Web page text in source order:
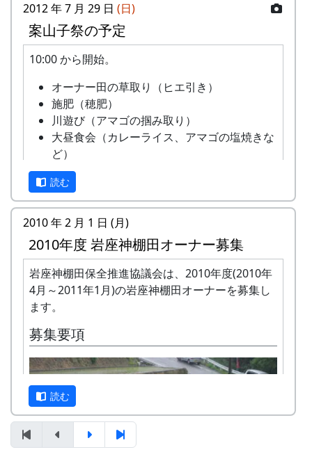
「岩座神」棚田便り #3 2013年6月号 (PDF版)
2012 年 7 月 29 日 (日)
案山子祭の予定
10:00 から開始。
オーナー田の草取り（ヒエ引き）
施肥（穂肥）
川遊び（アマゴの掴み取り）
大昼食会（カレーライス、アマゴの塩焼きな
ど）
案山子作り
案山子立て
読む
2010 年 2 月 1 日 (月)
2010年度 岩座神棚田オーナー募集
岩座神棚田保全推進協議会は、2010年度(2010年
4月～2011年1月)の岩座神棚田オーナーを募集し
ます。
募集要項
読む